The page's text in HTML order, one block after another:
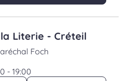
Literie - Créteil
Foch
- 19:00